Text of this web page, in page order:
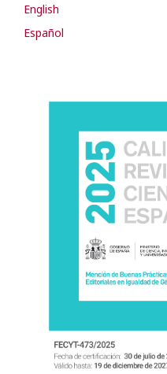
English
Español